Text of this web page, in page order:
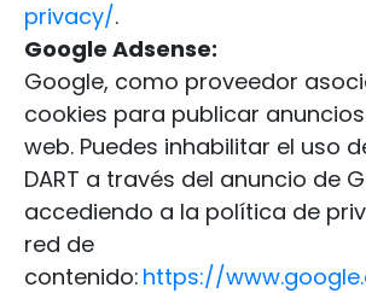
privacy/.
Google Adsense:
Google, como proveedor
cookies para publicar
web. Puedes inhabilitar el uso
DART a través del anuncio de
accediendo a la política de
red de
contenido: https://